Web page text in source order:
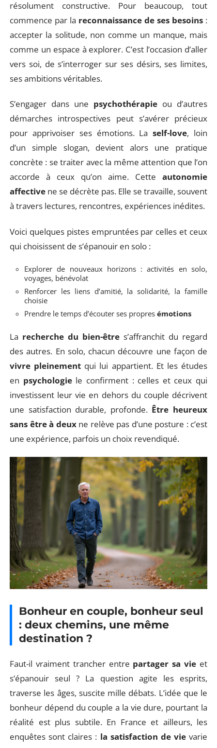
résolument constructive. Pour beaucoup, tout
commence par la reconnaissance de ses besoins :
accepter la solitude, non comme un manque, mais
comme un espace à explorer. C’est l’occasion d’aller
vers soi, de s’interroger sur ses désirs, ses limites,
ses ambitions véritables.
S’engager dans une psychothérapie ou d’autres
démarches introspectives peut s’avérer précieux
pour apprivoiser ses émotions. Laself-love, loin
d’un simple slogan, devient alors une pratique
concrète : se traiter avec la même attention que l’on
accorde à ceux qu’on aime. Cette autonomie
affective ne se décrète pas. Elle se travaille, souvent
à travers lectures, rencontres, expériences inédites.
Voici quelques pistes empruntées par celles et ceux
qui choisissent de s’épanouir en solo :
Explorer de nouveaux horizons : activités en solo,
voyages, bénévolat
Renforcer les liens d’amitié, la solidarité, la famille
choisie
Prendre le temps d’écouter ses propres émotions
La recherche du bien-être s’affranchit du regard
des autres. En solo, chacun découvre une façon de
vivre pleinement qui lui appartient. Et les études
en psychologiele confirment : celles et ceux qui
investissent leur vie en dehors du couple décrivent
une satisfaction durable, profonde. Être heureux
sans être à deuxne relève pas d’une posture : c’est
une expérience, parfois un choix revendiqué.
Bonheur en couple, bonheur seul
: deux chemins, une même
destination ?
Faut-il vraiment trancher entre partager sa vie et
s’épanouir seul ? La question agite les esprits,
traverse les âges, suscite mille débats. L’idée que le
bonheur dépend du couple a la vie dure, pourtant la
réalité est plus subtile. En France et ailleurs, les
enquêtes sont claires : la satisfaction de vievarie